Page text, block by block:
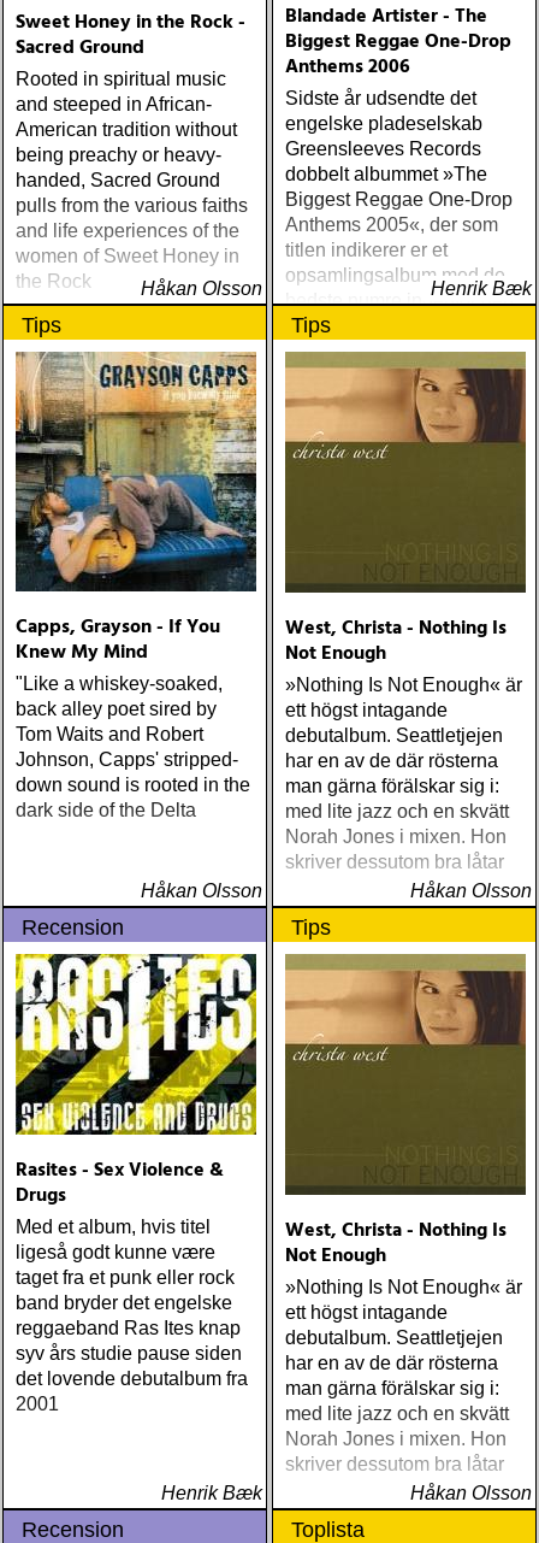
Sweet Honey in the Rock -
Sacred Ground
Rooted in spiritual music
and steeped in African-
American tradition without
being preachy or heavy-
handed, Sacred Ground
pulls from the various faiths
and life experiences of the
women of Sweet Honey in
the Rock
Håkan Olsson
Blandade Artister - The
Biggest Reggae One-Drop
Anthems 2006
Sidste år udsendte det
engelske pladeselskab
Greensleeves Records
dobbelt albummet »The
Biggest Reggae One-Drop
Anthems 2005«, der som
titlen indikerer er et
opsamlingsalbum med de
bedste numre indenfor den
populære reggaestil kaldet
one-drop
Henrik Bæk
Tips
Capps, Grayson - If You
Knew My Mind
"Like a whiskey-soaked,
back alley poet sired by
Tom Waits and Robert
Johnson, Capps' stripped-
down sound is rooted in the
dark side of the Delta
Håkan Olsson
Tips
West, Christa - Nothing Is
Not Enough
»Nothing Is Not Enough« är
ett högst intagande
debutalbum. Seattletjejen
har en av de där rösterna
man gärna förälskar sig i:
med lite jazz och en skvätt
Norah Jones i mixen. Hon
skriver dessutom bra låtar
Håkan Olsson
Recension
Rasites - Sex Violence &
Drugs
Med et album, hvis titel
ligeså godt kunne være
taget fra et punk eller rock
band bryder det engelske
reggaeband Ras Ites knap
syv års studie pause siden
det lovende debutalbum fra
2001
Henrik Bæk
Tips
West, Christa - Nothing Is
Not Enough
»Nothing Is Not Enough« är
ett högst intagande
debutalbum. Seattletjejen
har en av de där rösterna
man gärna förälskar sig i:
med lite jazz och en skvätt
Norah Jones i mixen. Hon
skriver dessutom bra låtar
Håkan Olsson
Recension Toplista